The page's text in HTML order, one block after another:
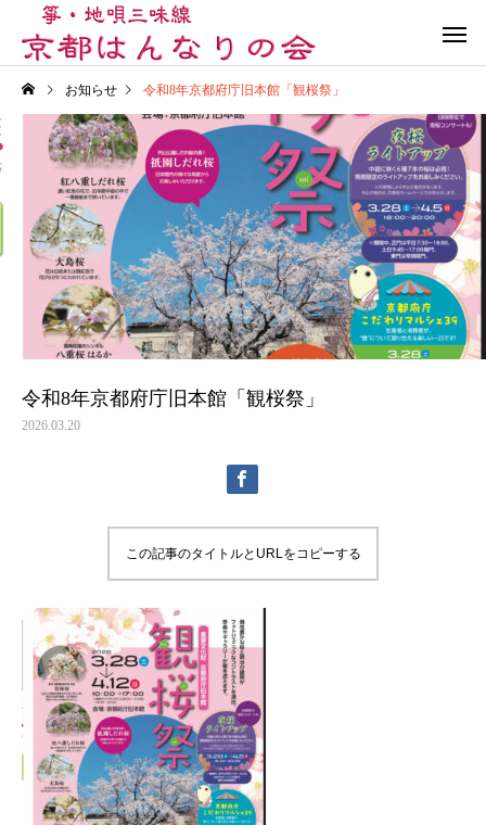
演奏会 箏三味線体験会
ブログ記事
Summer Review & Fun
Party！2026
ブログ記事
第36回古典伝承・保存
の地唄・箏曲演奏会
お知らせ 令和8年京都府庁旧本館「観桜祭」
令和8年京都府庁旧本館「観桜祭」
2026.03.20
この記事のタイトルとURLをコピーする